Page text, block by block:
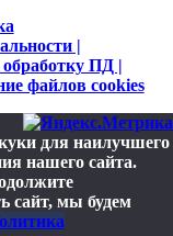
|
обработку ПД |
файлов cookies
для наилучшего
нашего сайта.
сайт, мы будем